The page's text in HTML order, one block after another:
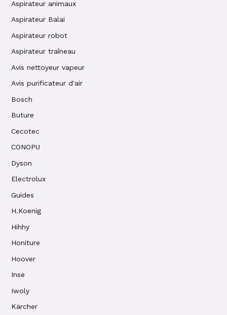
Aspirateur animaux
Aspirateur Balai
Aspirateur robot
Aspirateur traîneau
Avis nettoyeur vapeur
Avis purificateur d'air
Bosch
Buture
Cecotec
CONOPU
Dyson
Electrolux
Guides
H.Koenig
Hihhy
Honiture
Hoover
Inse
Iwoly
Kärcher